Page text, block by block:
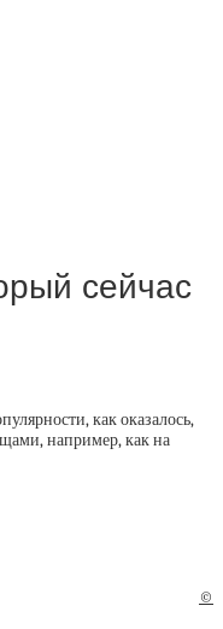
сейчас
как оказалось,
например, как на
©